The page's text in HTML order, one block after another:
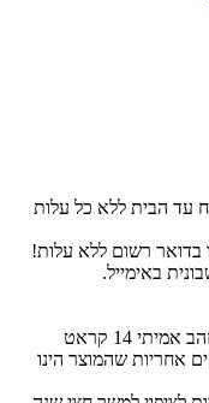
שליח עד הבית ללא כל עלות
באימייל.
תכשיטי זהב – מתכת תכשיטי הזהב עשויה מזהב אמיתי 14 קראט
אחריות שהמוצר הינו